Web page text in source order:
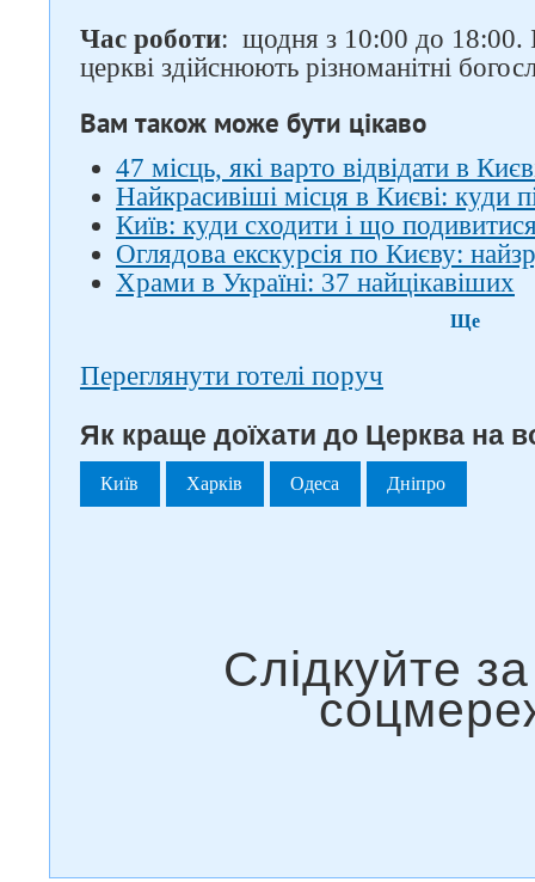
Час роботи: щодня з 10:00 до 18:00.
церкві здійснюють різноманітні
Вам також може бути цікаво
47 місць, які варто відвідати в
Найкрасивіші місця в Києві: куди
Київ: куди сходити і що
Оглядова екскурсія по Києву:
Храми в Україні: 37 найцікавіших
Ще
Переглянути готелі поруч
Як краще доїхати до Церква на
Київ Харків Одеса Дніпро